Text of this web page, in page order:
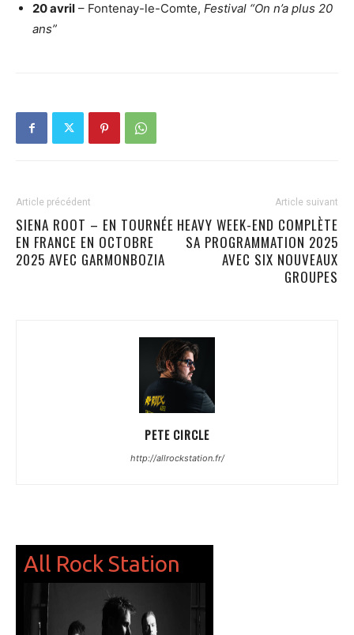
20 avril – Fontenay-le-Comte, Festival “On n’a plus 20
ans”
Article précédent
SIENA ROOT – EN TOURNÉE
EN FRANCE EN OCTOBRE
2025 AVEC GARMONBOZIA
Article suivant
HEAVY WEEK-END COMPLÈTE
SA PROGRAMMATION 2025
AVEC SIX NOUVEAUX
GROUPES
PETE CIRCLE
http://allrockstation.fr/